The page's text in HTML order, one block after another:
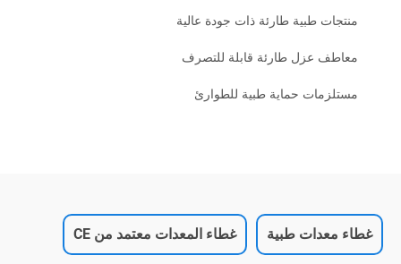
منتجات طبية طارئة ذات جودة عالية
معاطف عزل طارئة قابلة للتصرف
مستلزمات حماية طبية للطوارئ
غطاء معدات طبية غطاء المعدات معتمد من CE